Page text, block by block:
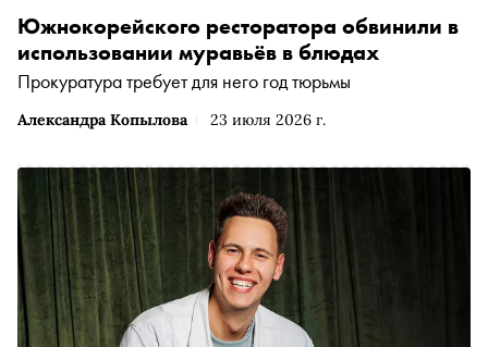
Александра Копылова 23 июля 2026 г.
Южнокорейского ресторатора обвинили в
использовании муравьёв в блюдах
Прокуратура требует для него год тюрьмы